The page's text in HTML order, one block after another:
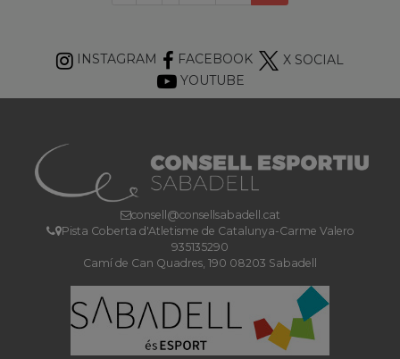
INSTAGRAM FACEBOOK
X SOCIAL
YOUTUBE
consell@consellsabadell.cat
Pista Coberta d'Atletisme de Catalunya-Carme Valero
935135290
Camí de Can Quadres, 190 08203 Sabadell